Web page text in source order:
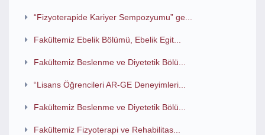
“Fizyoterapide Kariyer Sempozyumu” ge...
Fakültemiz Ebelik Bölümü, Ebelik Egit...
Fakültemiz Beslenme ve Diyetetik Bölü...
“Lisans Öğrencileri AR-GE Deneyimleri...
Fakültemiz Beslenme ve Diyetetik Bölü...
Fakültemiz Fizyoterapi ve Rehabilitas...